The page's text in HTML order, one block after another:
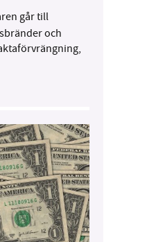
går till
och